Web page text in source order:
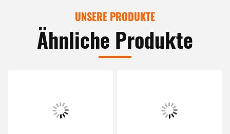
UNSERE PRODUKTE
Ähnliche Produkte